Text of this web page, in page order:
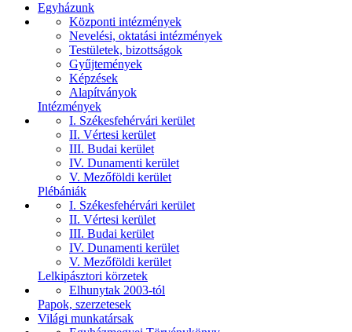
Egyházunk
Központi intézmények
Nevelési, oktatási intézmények
Testületek, bizottságok
Gyűjtemények
Képzések
Alapítványok
Intézmények
I. Székesfehérvári kerület
II. Vértesi kerület
III. Budai kerület
IV. Dunamenti kerület
V. Mezőföldi kerület
Plébániák
I. Székesfehérvári kerület
II. Vértesi kerület
III. Budai kerület
IV. Dunamenti kerület
V. Mezőföldi kerület
Lelkipásztori körzetek
Elhunytak 2003-tól
Papok, szerzetesek
Világi munkatársak